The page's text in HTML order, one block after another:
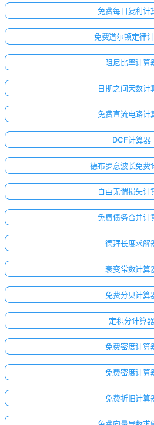
免费每日复利计
免费道尔顿定律
阻尼比率计算
日期之间天数计
免费直流电路计
DCF计算器
德布罗意波长免费
自由无谓损失计
免费债务合并计
德拜长度求解
衰变常数计算
免费分贝计算
定积分计算器
免费密度计算
免费密度计算
免费折旧计算